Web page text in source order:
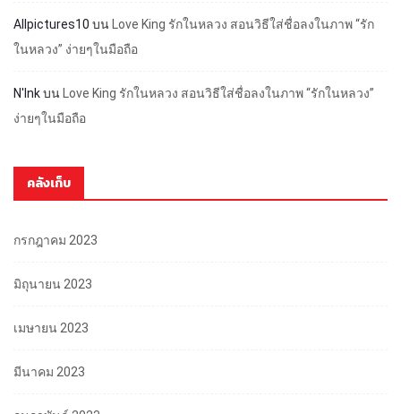
Allpictures10 บน
Love King รักในหลวง สอนวิธีใส่ชื่อลงในภาพ “รัก
ในหลวง” ง่ายๆในมือถือ
N'Inkบน
Love King รักในหลวง สอนวิธีใส่ชื่อลงในภาพ “รักในหลวง”
ง่ายๆในมือถือ
คลังเก็บ
กรกฎาคม 2023
มิถุนายน 2023
เมษายน 2023
มีนาคม 2023